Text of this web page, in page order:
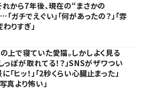
から7年後、現在の“まさかの
ガチでえぐい」「何があったの？」「雰
りすぎ」
上で寝ていた愛猫。しかしよく見る
っぽが取れてる！？」SNSがザワつい
「ヒッ！」「2秒くらい心臓止まった」
真より怖い」